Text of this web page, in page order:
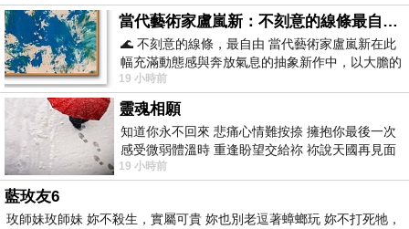
當代藝術家盧嵐新：不刻意的線條最自由，讓色彩流動、筆觸自己說話
🌊 不刻意的線條，最自由 當代藝術家盧嵐新在此
幅充滿動態感與奔放氣息的抽象新作中，以大膽的
藍色顏料在白色畫布上揮灑、壓印與流淌
19 小時前
靈魂相願
知道你永不回來 悲痛心情難按捺 擁抱你最後一次
感受微弱體溫時 重逢盼望交給祢 祢說天國再見面
此刻忍淚說別離 他日靈魂再
19 小時前
藍玫友6
玫師妹玫師妹 妳不殺生，實屬可貴 妳也別老逗著蟑螂玩 妳不打死牠，